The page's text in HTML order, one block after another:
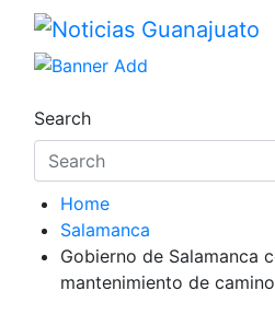
Noticias
Search
Home
Salamanca
Gobierno de Salamanca
mantenimiento de